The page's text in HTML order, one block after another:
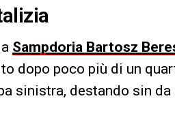
Sampdoria Bartosz
dopo poco più di un
sinistra, destando sin